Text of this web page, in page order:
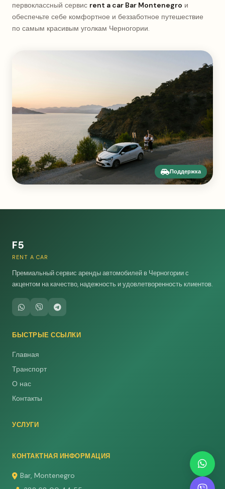
первоклассный сервис rent a car Bar Montenegro и
обеспечьте себе комфортное и беззаботное путешествие
по самым красивым уголкам Черногории.
Поддержка
F5
RENT A CAR
Премиальный сервис аренды автомобилей в Черногории с
акцентом на качество, надежность и удовлетворенность клиентов.
БЫСТРЫЕ ССЫЛКИ
Главная
Транспорт
О нас
Контакты
УСЛУГИ
КОНТАКТНАЯ ИНФОРМАЦИЯ
Bar, Montenegro